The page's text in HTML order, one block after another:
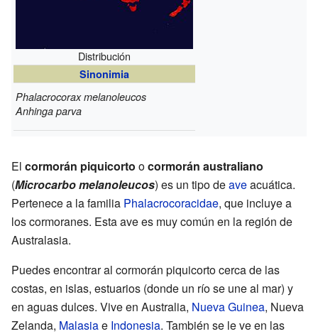
Distribución
Sinonimia
Phalacrocorax melanoleucos
Anhinga parva
El cormorán piquicorto ocormorán australiano
(Microcarbo melanoleucos) es un tipo deaveacuática.
Pertenece a la familia Phalacrocoracidae, que incluye a
los cormoranes. Esta ave es muy común en la región de
Australasia.
Puedes encontrar al cormorán piquicorto cerca de las
costas, en islas, estuarios (donde un río se une al mar) y
en aguas dulces. Vive en Australia, Nueva Guinea, Nueva
Zelanda, Malasiae Indonesia. También se le ve en las